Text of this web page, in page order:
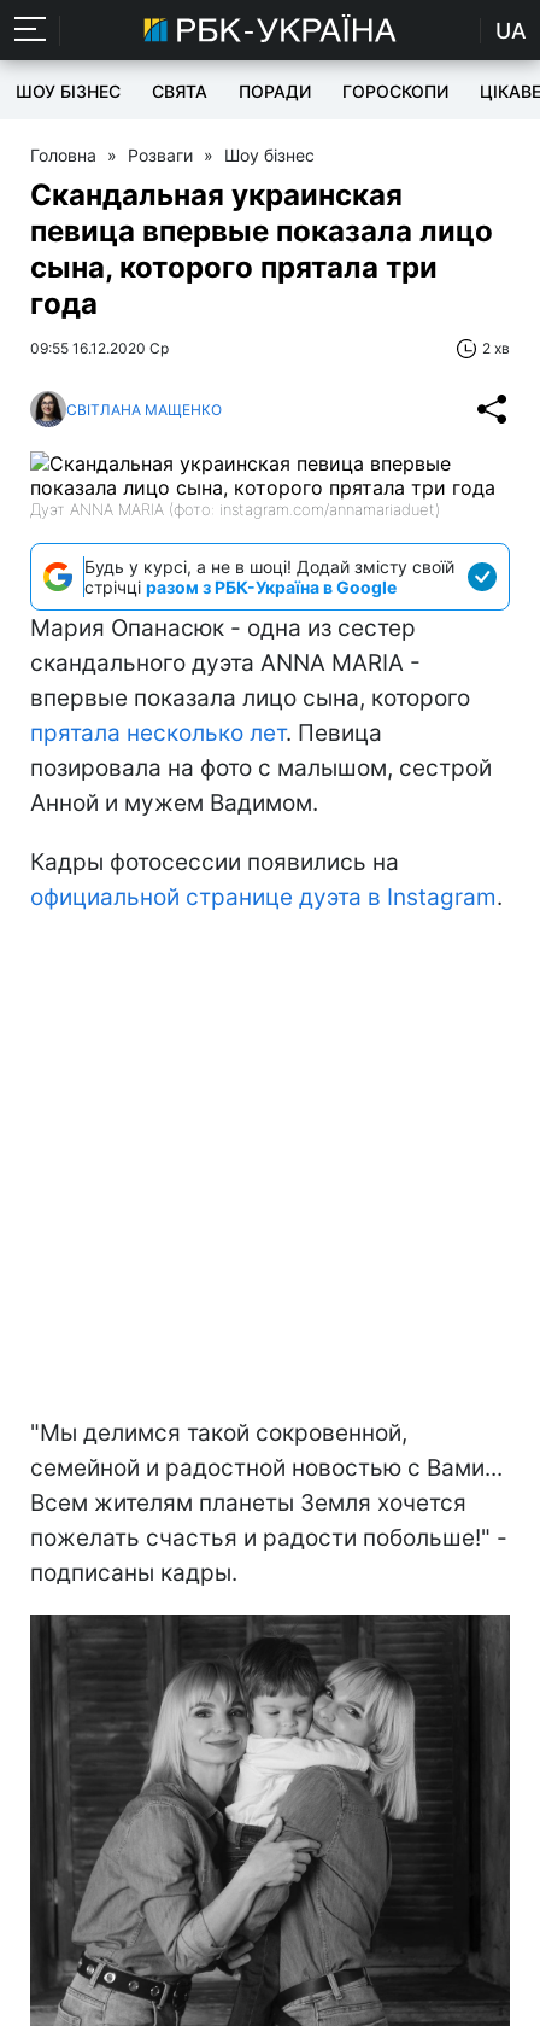
UA
ШОУ БІЗНЕС СВЯТА ПОРАДИ ГОРОСКОПИ ЦІКАВЕ
Головна » Розваги » Шоу бізнес
Скандальная украинская
певица впервые показала лицо
сына, которого прятала три
года
09:55 16.12.2020 Ср 2 хв
СВІТЛАНА МАЩЕНКО
Дуэт ANNA MARIA (фото: instagram.com/annamariaduet)
Будь у курсі, а не в шоці! Додай змісту своїй
стрічці разом з РБК-Україна в Google
Мария Опанасюк - одна из сестер
скандального дуэта ANNA MARIA -
впервые показала лицо сына, которого
прятала несколько лет. Певица
позировала на фото с малышом, сестрой
Анной и мужем Вадимом.
Кадры фотосессии появились на
официальной странице дуэта в Instagram.
"Мы делимся такой сокровенной,
семейной и радостной новостью с Вами...
Всем жителям планеты Земля хочется
пожелать счастья и радости побольше!" -
подписаны кадры.